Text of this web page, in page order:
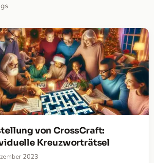
von CrossCraft:
Kreuzworträtsel
2023